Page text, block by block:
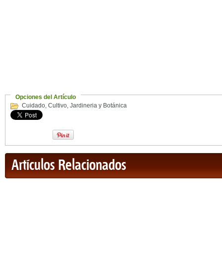
Opciones del Artículo
Cuidado, Cultivo, Jardineria y Botánica
Artículos Relacionados